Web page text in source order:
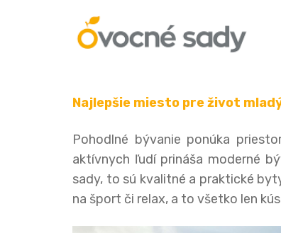
Najlepšie miesto pre život
Pohodlné bývanie ponúka
aktívnych ľudí prináša moderné
sady, to sú kvalitné a praktické
na šport či relax, a to všetko len